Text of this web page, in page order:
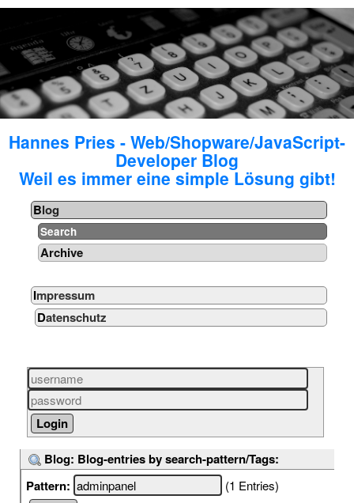
Hannes Pries - Web/Shopware/JavaScript-
Developer Blog
Weil es immer eine simple Lösung gibt!
Blog
Search
Archive
Impressum
Datenschutz
Blog: Blog-entries by search-pattern/Tags:
Pattern:
(1 Entries)